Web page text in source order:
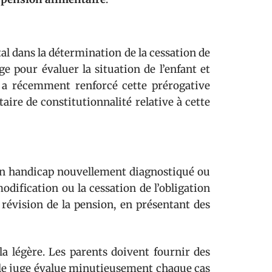
dans la détermination de la cessation de
pour évaluer la situation de l’enfant et
récemment renforcé cette prérogative
de constitutionnalité relative à cette
handicap nouvellement diagnostiqué ou
ou la cessation de l’obligation
de la pension, en présentant des
légère. Les parents doivent fournir des
juge évalue minutieusement chaque cas